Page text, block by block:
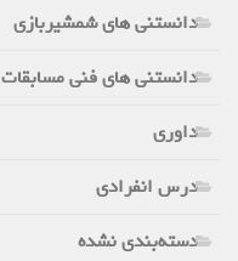
دانستنی های شمشیربازی
دانستنی های فنی مسابقات
داوری
درس انفرادی
دسته‌بندی نشده